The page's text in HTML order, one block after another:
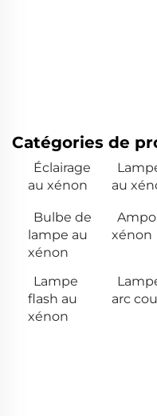
Catégories de
Éclairage
au xénon
au
Bulbe de
lampe au
xénon
xénon
Lampe
flash au
xénon
arc